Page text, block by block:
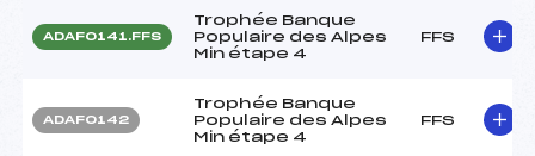
ADAF0141.FFS
Trophée Banque
Populaire des Alpes
Min étape 4
FFS
ADAF0142
Trophée Banque
Populaire des Alpes
Min étape 4
FFS